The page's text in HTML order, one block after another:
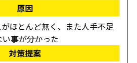
原因
ほとんど無く、また人手不足
事が分かった
対策提案